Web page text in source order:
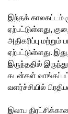
இந்தக் காலகட்டம்
ஏற்பட்டுள்ளது,
அதிகரிப்பு
ஏற்பட்டுள்ளது.
இருந்ததில்
கடன்கள்
வளர்ச்சியில்
இலாப